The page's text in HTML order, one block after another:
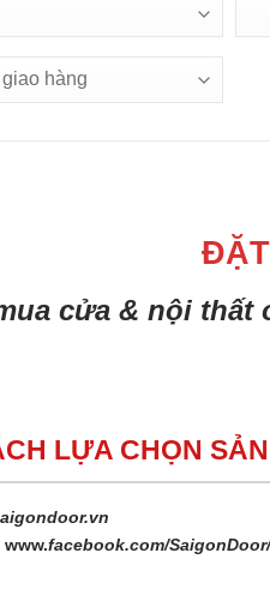
cửa & nội thất
LỰA CHỌN
www.facebook.com/